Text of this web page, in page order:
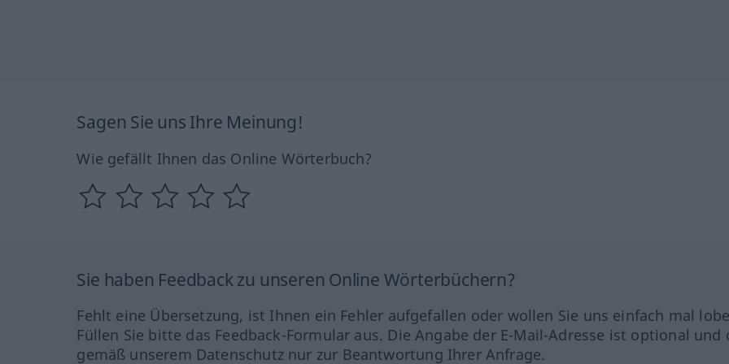
Sagen Sie uns Ihre Meinung!
Wie gefällt Ihnen das Online Wörterbuch?
Sie haben Feedback zu unseren Online Wörterbüchern?
Fehlt eine Übersetzung, ist Ihnen ein Fehler aufgefallen oder wollen Sie uns einfach mal
Füllen Sie bitte das Feedback-Formular aus. Die Angabe der E-Mail-Adresse ist optional und
gemäß unserem Datenschutz nur zur Beantwortung Ihrer Anfrage.